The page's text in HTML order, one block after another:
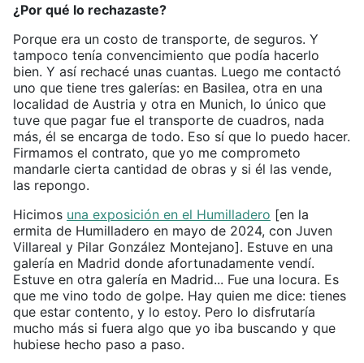
¿Por qué lo rechazaste?
Porque era un costo de transporte, de seguros. Y
tampoco tenía convencimiento que podía hacerlo
bien. Y así rechacé unas cuantas. Luego me contactó
uno que tiene tres galerías: en Basilea, otra en una
localidad de Austria y otra en Munich, lo único que
tuve que pagar fue el transporte de cuadros, nada
más, él se encarga de todo. Eso sí que lo puedo hacer.
Firmamos el contrato, que yo me comprometo
mandarle cierta cantidad de obras y si él las vende,
las repongo.
Hicimos una exposición en el Humilladero [en la
ermita de Humilladero en mayo de 2024, con Juven
Villareal y Pilar González Montejano]. Estuve en una
galería en Madrid donde afortunadamente vendí.
Estuve en otra galería en Madrid... Fue una locura. Es
que me vino todo de golpe. Hay quien me dice: tienes
que estar contento, y lo estoy. Pero lo disfrutaría
mucho más si fuera algo que yo iba buscando y que
hubiese hecho paso a paso.